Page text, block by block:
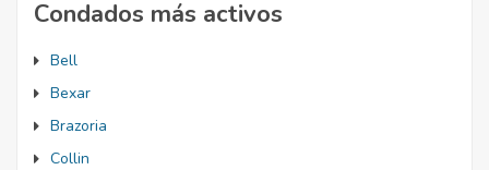
Condados más activos
Bell
Bexar
Brazoria
Collin